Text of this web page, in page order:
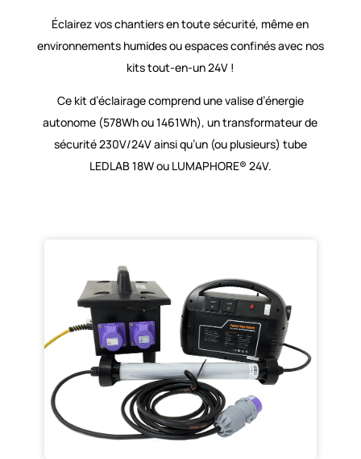
Éclairez vos chantiers en toute sécurité, même en
environnements humides ou espaces confinés avec nos
kits tout-en-un 24V !
Ce kit d’éclairage comprend une valise d’énergie
autonome (578Wh ou 1461Wh), un transformateur de
sécurité 230V/24V ainsi qu’un (ou plusieurs) tube
LEDLAB 18W ou LUMAPHORE® 24V.